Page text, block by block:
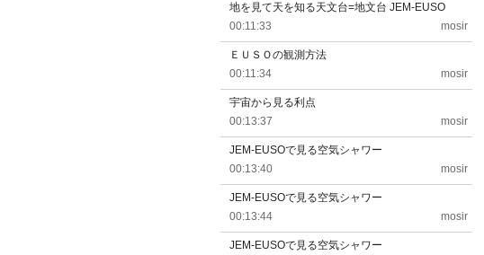
地を見て天を知る天文台=地文台 JEM-EUSO
00:11:33
mosir
ＥＵＳＯの観測方法
00:11:34
mosir
宇宙から見る利点
00:13:37
mosir
JEM-EUSOで見る空気シャワー
00:13:40
mosir
JEM-EUSOで見る空気シャワー
00:13:44
mosir
JEM-EUSOで見る空気シャワー